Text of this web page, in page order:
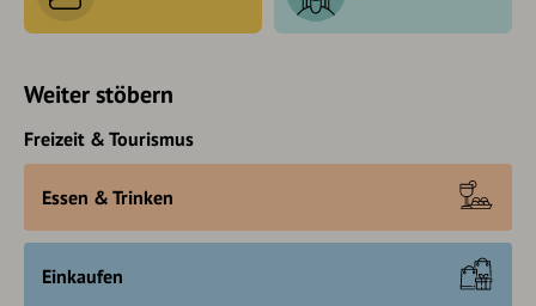
Weiter stöbern
Freizeit & Tourismus
Essen & Trinken
Einkaufen